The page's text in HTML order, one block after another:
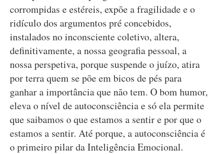
corrompidas e estéreis, expõe a fragilidade e o
ridículo dos argumentos pré concebidos,
instalados no inconsciente coletivo, altera,
definitivamente, a nossa geografia pessoal, a
nossa perspetiva, porque suspende o juízo, atira
por terra quem se põe em bicos de pés para
ganhar a importância que não tem. O bom humor,
eleva o nível de autoconsciência e só ela permite
que saibamos o que estamos a sentir e por que o
estamos a sentir. Até porque, a autoconsciência é
o primeiro pilar da Inteligência Emocional.